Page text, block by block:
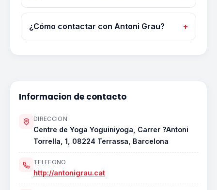
¿Cómo contactar con Antoni Grau?
Informacion de contacto
DIRECCION
Centre de Yoga Yoguiniyoga, Carrer ?Antoni
Torrella, 1, 08224 Terrassa, Barcelona
TELEFONO
http://antonigrau.cat